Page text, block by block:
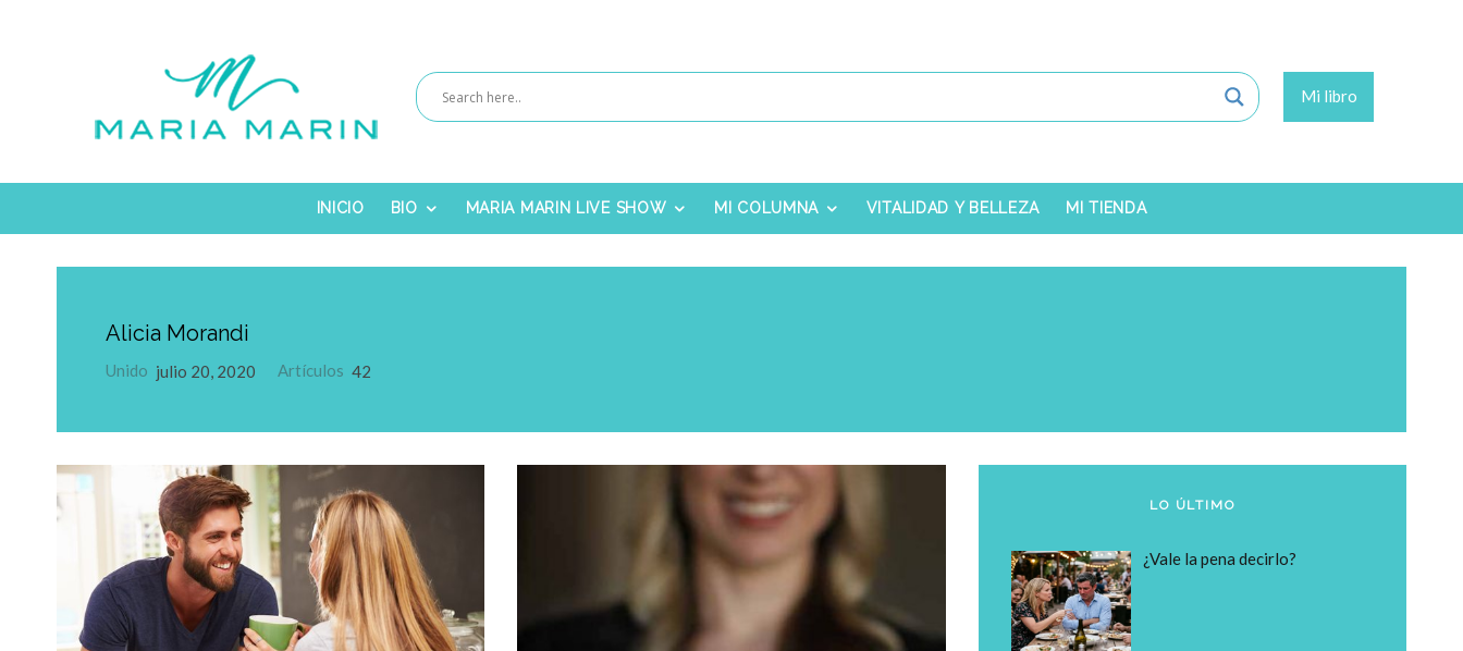
Mi libro
INICIO BIO MARIA MARIN LIVE SHOW MI COLUMNA VITALIDAD Y BELLEZA MI TIENDA
Alicia Morandi
Unido julio 20, 2020 Artículos 42
LO ÚLTIMO
¿Vale la pena decirlo?